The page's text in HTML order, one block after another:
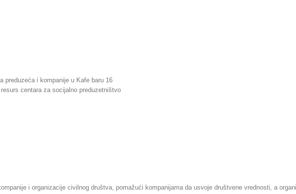
i organizacije civilnog društva, pomažući kompanijama da usvoje društvene vrednosti, a